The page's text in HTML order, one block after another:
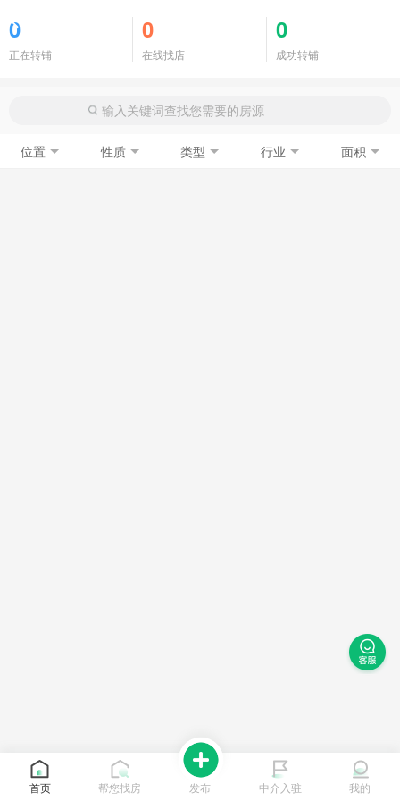
0
正在转铺
0
在线找店
0
成功转铺
位置 性质 类型 行业 面积
首页 帮您找房 发布 中介入驻 我的